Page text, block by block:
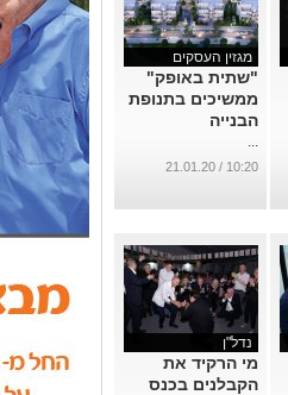
מגזין העסקים
"שתית באופק"
ממשיכים בתנופת
הבנייה
...
10:20 / 21.01.20
נדל"ן
מי הרקיד את
הקבלנים בכנס